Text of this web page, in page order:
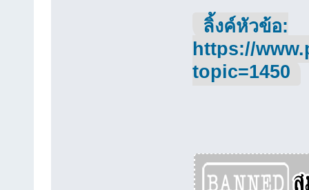
ลิ้งค์หัวข้อ:
https://
topic=1450